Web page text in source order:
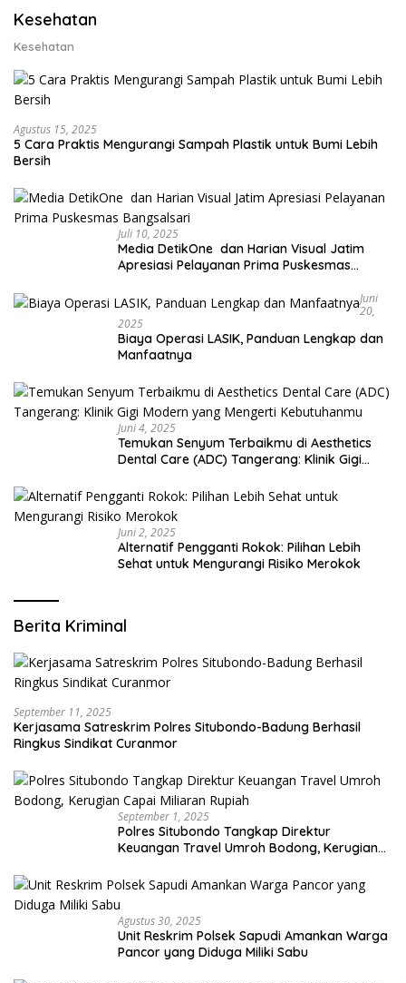
Kesehatan
Kesehatan
Agustus 15, 2025
5 Cara Praktis Mengurangi Sampah Plastik untuk Bumi Lebih
Bersih
Juli 10, 2025
Media DetikOne dan Harian Visual Jatim
Apresiasi Pelayanan Prima Puskesmas
Juni
20,
2025
Biaya Operasi LASIK, Panduan Lengkap dan
Manfaatnya
Juni 4, 2025
Temukan Senyum Terbaikmu di Aesthetics
Dental Care (ADC) Tangerang: Klinik Gigi
Juni 2, 2025
Alternatif Pengganti Rokok: Pilihan Lebih
Sehat untuk Mengurangi Risiko Merokok
Berita Kriminal
September 11, 2025
Kerjasama Satreskrim Polres Situbondo-Badung Berhasil
Ringkus Sindikat Curanmor
September 1, 2025
Polres Situbondo Tangkap Direktur
Keuangan Travel Umroh Bodong, Kerugian
Agustus 30, 2025
Unit Reskrim Polsek Sapudi Amankan Warga
Pancor yang Diduga Miliki Sabu